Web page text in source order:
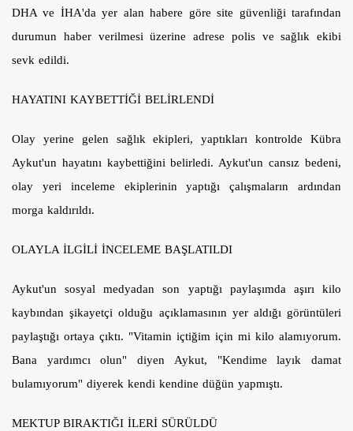
DHA ve İHA'da yer alan habere göre site güvenliği tarafından
durumun haber verilmesi üzerine adrese polis ve sağlık ekibi
sevk edildi.
HAYATINI KAYBETTİĞİ BELİRLENDİ
Olay yerine gelen sağlık ekipleri, yaptıkları kontrolde Kübra
Aykut'un hayatını kaybettiğini belirledi. Aykut'un cansız bedeni,
olay yeri inceleme ekiplerinin yaptığı çalışmaların ardından
morga kaldırıldı.
OLAYLA İLGİLİ İNCELEME BAŞLATILDI
Aykut'un sosyal medyadan son yaptığı paylaşımda aşırı kilo
kaybından şikayetçi olduğu açıklamasının yer aldığı görüntüleri
paylaştığı ortaya çıktı. "Vitamin içtiğim için mi kilo alamıyorum.
Bana yardımcı olun" diyen Aykut, "Kendime layık damat
bulamıyorum" diyerek kendi kendine düğün yapmıştı.
MEKTUP BIRAKTIĞI İLERİ SÜRÜLDÜ